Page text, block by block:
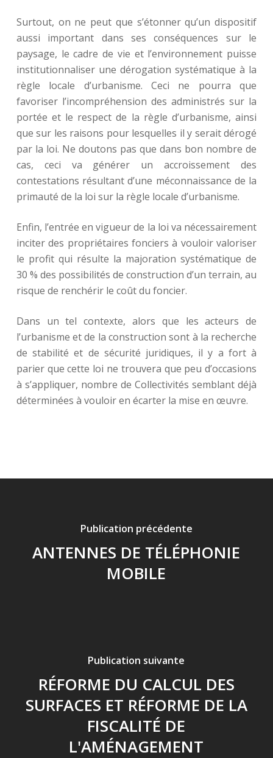
Surtout, on ne peut que s’étonner qu’un dispositif
aussi important dans ses conséquences sur le
paysage, le cadre de vie et l’environnement puisse
institutionnaliser une dérogation systématique à la
règle locale d’urbanisme. Ceci ne pourra que
favoriser l’incompréhension des administrés sur la
portée et le respect de la règle d’urbanisme, ainsi
que sur les raisons pour lesquelles il y serait dérogé
par la loi. Ne doutons pas que dans bon nombre de
cas, ceci va générer un accroissement des
contestations résultant d’une méconnaissance de la
primauté de la loi sur la règle locale d’urbanisme.
Enfin, l’entrée en vigueur de la loi va nécessairement
inciter des propriétaires fonciers à vouloir valoriser
le profit qui résulte la majoration systématique de
30 % des possibilités de construction d’un terrain, au
risque de renchérir le coût du foncier.
Dans un tel contexte, alors que les acteurs de
l’urbanisme et de la construction sont à la recherche
de stabilité et de sécurité juridiques, il y a fort à
parier que cette loi ne trouvera que peu d’occasions
à s’appliquer, nombre de Collectivités semblant déjà
déterminées à vouloir en écarter la mise en œuvre.
Publication précédente
ANTENNES DE TÉLÉPHONIE
MOBILE
Publication suivante
RÉFORME DU CALCUL DES
SURFACES ET RÉFORME DE LA
FISCALITÉ DE
L'AMÉNAGEMENT